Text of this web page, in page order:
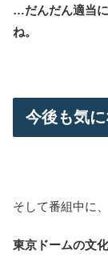
…だんだん適当
ね。
今後も気
そして番組中に
東京ドームの文